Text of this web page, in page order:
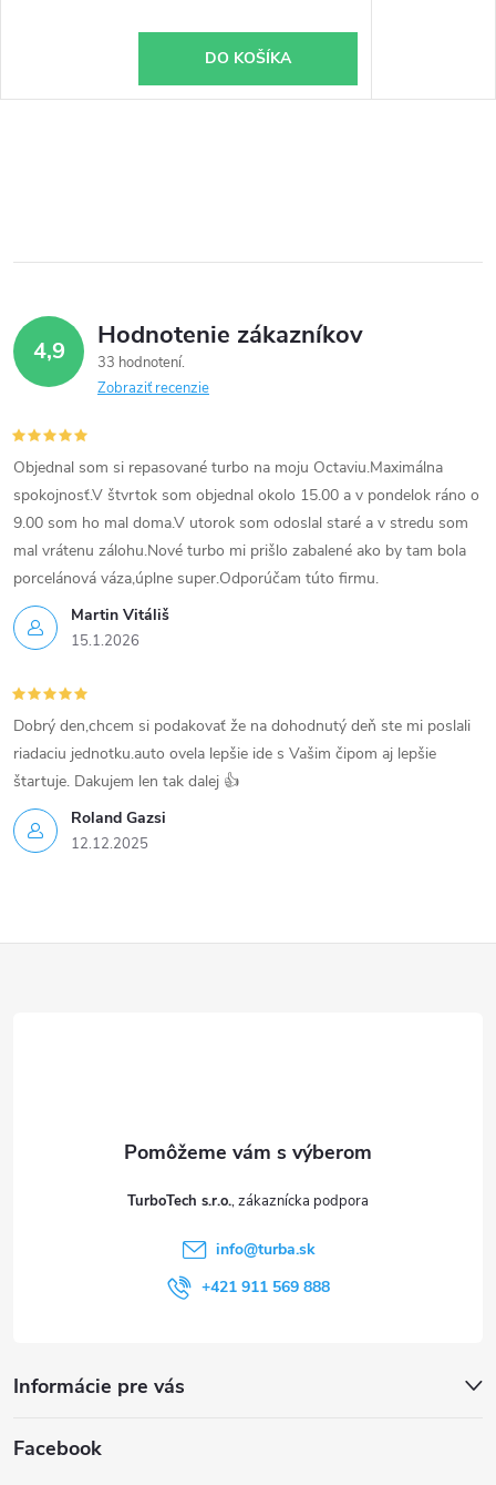
DO KOŠÍKA
4,9 Hodnotenie zákazníkov
33 hodnotení
Zobraziť recenzie
Martin Vitáliš
15.1.2026
Objednal som si repasované turbo na moju Octaviu.Maximálna
spokojnosť.V štvrtok som objednal okolo 15.00 a v pondelok ráno o
9.00 som ho mal doma.V utorok som odoslal staré a v stredu som
mal vrátenu zálohu.Nové turbo mi prišlo zabalené ako by tam bola
porcelánová váza,úplne super.Odporúčam túto firmu.
Roland Gazsi
12.12.2025
Dobrý den,chcem si podakovať že na dohodnutý deň ste mi poslali
riadaciu jednotku.auto ovela lepšie ide s Vašim čipom aj lepšie
štartuje. Dakujem len tak dalej 👍
TurboTech s.r.o.
info@turba.sk
+421 911 569 888
Informácie pre vás
Facebook